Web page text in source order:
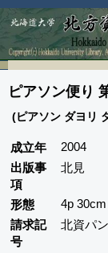
ピアソン便り
(ピアソン ダヨリ
成立年
2004
出版事
項
北見
形態
4p 30cm
請求記
号
北資パ